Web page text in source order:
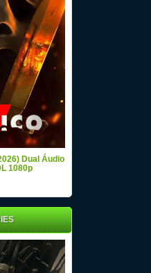
Dual Áudio
1080p